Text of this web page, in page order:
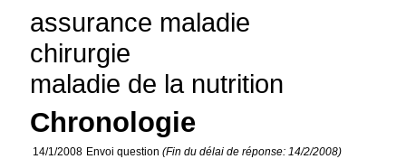
assurance maladie
chirurgie
maladie de la nutrition
Chronologie
14/1/2008 Envoi question(Fin du délai de réponse: 14/2/2008)